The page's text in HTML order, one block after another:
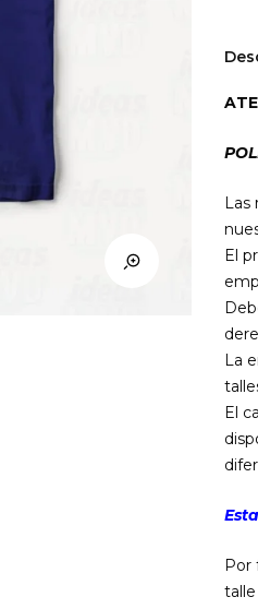
02
Las
El
La
El
Por